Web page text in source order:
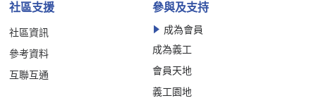
社區支援
社區資訊
參考資料
互聯互通
參與及支持
成為會員
成為義工
會員天地
義工園地